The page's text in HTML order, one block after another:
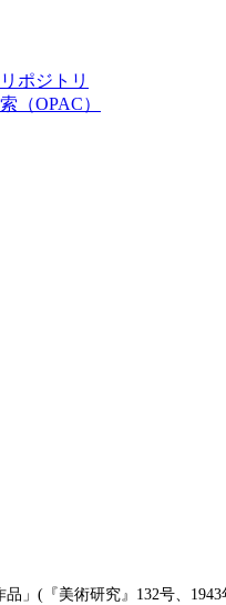
ポジトリ
（OPAC）
」(『美術研究』132号、1943